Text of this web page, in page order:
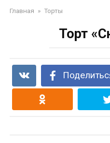
Главная » Торты
Торт